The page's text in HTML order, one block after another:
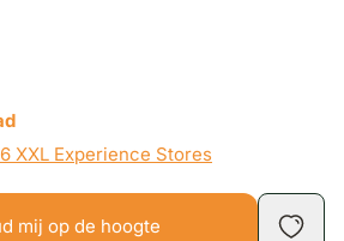
XXL Experience Stores
mij op de hoogte